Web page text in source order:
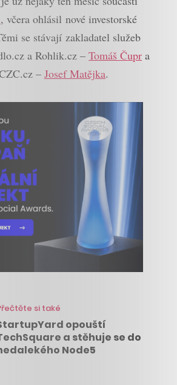
, včera ohlásil nové investorské
se stávají zakladatel služeb
a Rohlik.cz – Tomáš Čupr a
– Josef Matějka.
si také
opouští
a stěhuje se do
Node5